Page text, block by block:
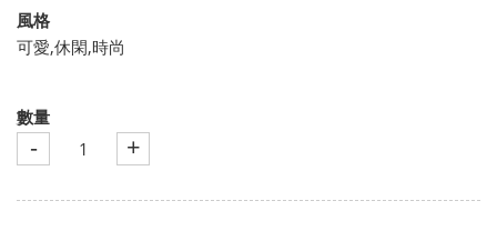
風格
可愛,休閑,時尚
數量
- +